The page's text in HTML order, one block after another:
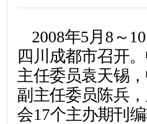
2008年5月8～
四川成都市召开
主任委员袁天锡
副主任委员陈兵
会17个主办期刊